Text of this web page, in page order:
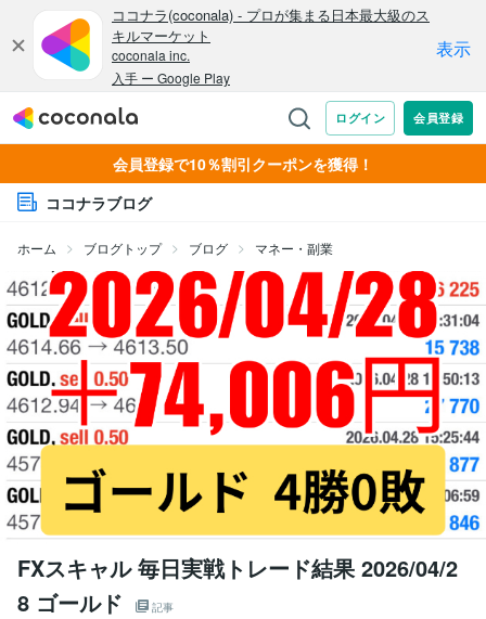
会員登録で10％割引クーポンを獲得！
ココナラブログ
ホーム ブログトップ ブログ マネー・副業
FXスキャル 毎日実戦トレード結果 2026/04/2
8 ゴールド
記事